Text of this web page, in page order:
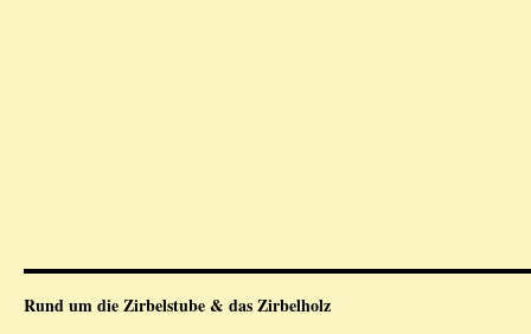
Rund um die Zirbelstube & das Zirbelholz